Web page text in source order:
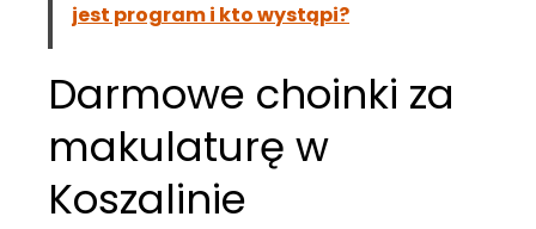
jest program i kto wystąpi?
Darmowe choinki za
makulaturę w
Koszalinie